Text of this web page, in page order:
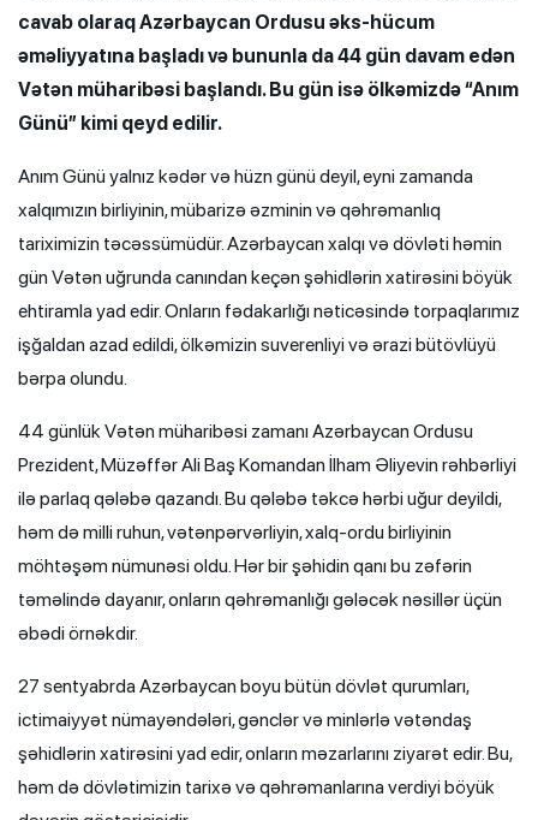
cavab olaraq Azərbaycan Ordusu əks-hücum
əməliyyatına başladı və bununla da 44 gün davam edən
Vətən müharibəsi başlandı. Bu gün isə ölkəmizdə “Anım
Günü” kimi qeyd edilir.
Anım Günü yalnız kədər və hüzn günü deyil, eyni zamanda
xalqımızın birliyinin, mübarizə əzminin və qəhrəmanlıq
tariximizin təcəssümüdür. Azərbaycan xalqı və dövləti həmin
gün Vətən uğrunda canından keçən şəhidlərin xatirəsini böyük
ehtiramla yad edir. Onların fədakarlığı nəticəsində torpaqlarımız
işğaldan azad edildi, ölkəmizin suverenliyi və ərazi bütövlüyü
bərpa olundu.
44 günlük Vətən müharibəsi zamanı Azərbaycan Ordusu
Prezident, Müzəffər Ali Baş Komandan İlham Əliyevin rəhbərliyi
ilə parlaq qələbə qazandı. Bu qələbə təkcə hərbi uğur deyildi,
həm də milli ruhun, vətənpərvərliyin, xalq-ordu birliyinin
möhtəşəm nümunəsi oldu. Hər bir şəhidin qanı bu zəfərin
təməlində dayanır, onların qəhrəmanlığı gələcək nəsillər üçün
əbədi örnəkdir.
27 sentyabrda Azərbaycan boyu bütün dövlət qurumları,
ictimaiyyət nümayəndələri, gənclər və minlərlə vətəndaş
şəhidlərin xatirəsini yad edir, onların məzarlarını ziyarət edir. Bu,
həm də dövlətimizin tarixə və qəhrəmanlarına verdiyi böyük